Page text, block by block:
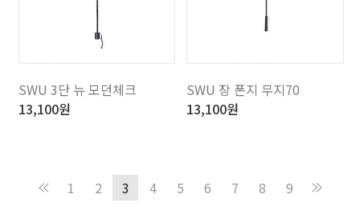
SWU 3단 뉴 모던체크
13,100원
SWU 장 폰지 무지70
13,100원
1 2 3 4 5 6 7 8 9